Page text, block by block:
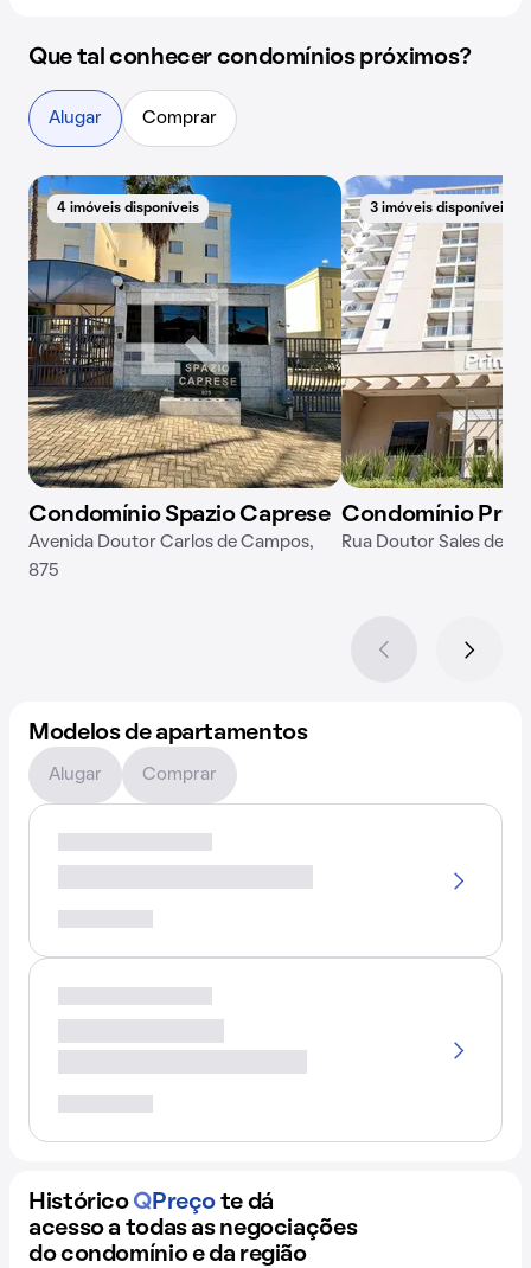
Que tal conhecer condomínios próximos?
Alugar Comprar
4 imóveis disponíveis
Condomínio Spazio Caprese
Avenida Doutor Carlos de Campos,
875
3 imóveis disponíveis
Condomínio
Rua Doutor Sales de
Modelos de apartamentos
Alugar Comprar
Histórico QPreço te dá
acesso a todas as negociações
do condomínio e da região